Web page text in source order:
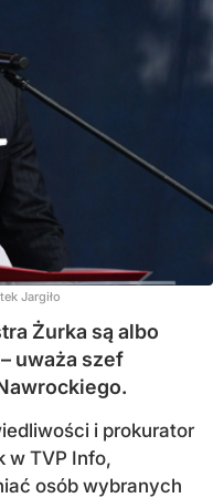
Jargiło
Żurka są albo
uważa szef
i prokurator
w TVP Info,
osób wybranych